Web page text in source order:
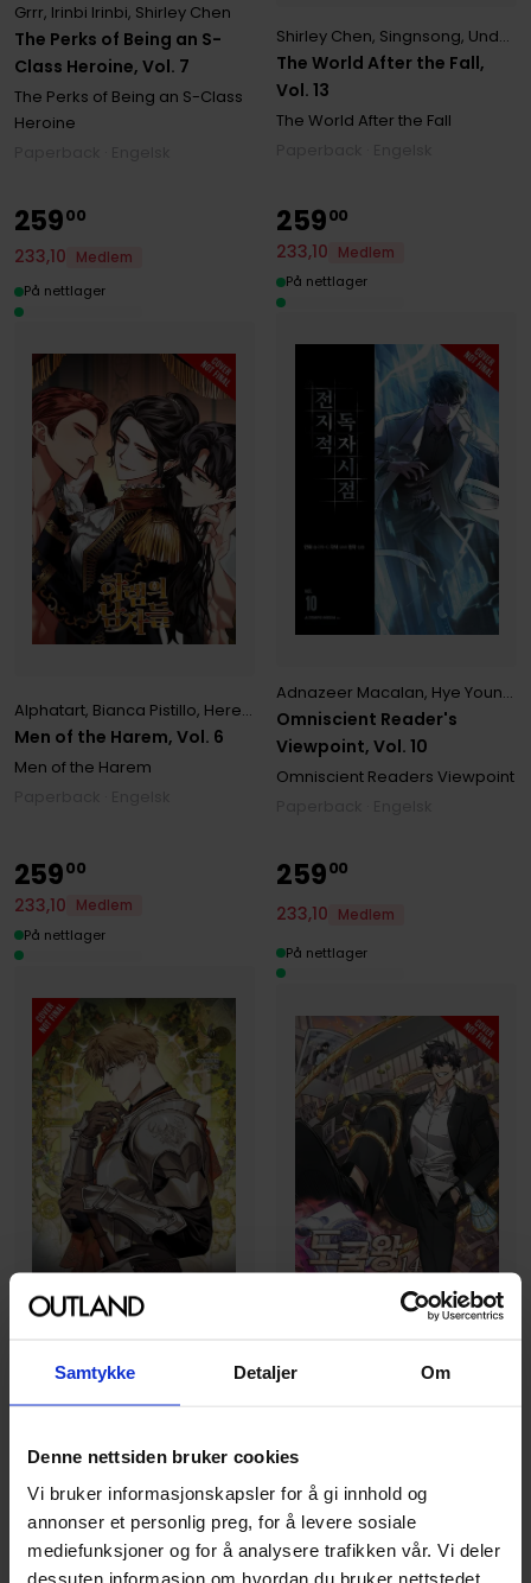
Samtykke Detaljer Om
Denne nettsiden bruker cookies
Vi bruker informasjonskapsler for å gi innhold og
annonser et personlig preg, for å levere sosiale
mediefunksjoner og for å analysere trafikken vår. Vi deler
dessuten informasjon om hvordan du bruker nettstedet
The Perks of Being an S-
Class Heroine, Vol. 7
Grrr, Irinbi Irinbi, Shirley Chen
The Perks of Being an S-Class
Heroine
The World After the Fall,
Vol. 13
Shirley Chen, Singnsong, Undead Gamja(3B2S STUDIO)
The World After the Fall
Men of the Harem, Vol. 6
Alphatart, Bianca Pistillo, HereLee HereLee ,Yeongbin Yeongbin
Men of the Harem
25900
233,10
Medlem
På nettlager
Omniscient Reader's
Viewpoint, Vol. 10
Adnazeer Macalan, Hye Young Im
Omniscient Readers Viewpoint
25900
233,10
Medlem
På nettlager
I Tamed My Ex-husband’s
Mad Dog, Vol. 6
Dog
Paperback · Engelsk
25900
233,10
Medlem
På nettlager
3b2s Toppy Toppy
Paperback · Engelsk
25900
233,10
Medlem
På nettlager
31900 25900